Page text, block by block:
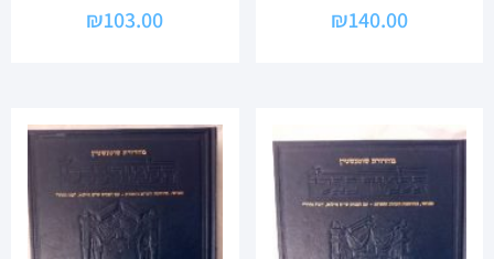
₪140.00
₪103.00